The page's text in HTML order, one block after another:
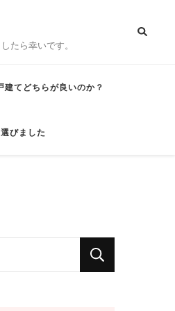
たら幸いです。
建てどちらが良いのか？
びました